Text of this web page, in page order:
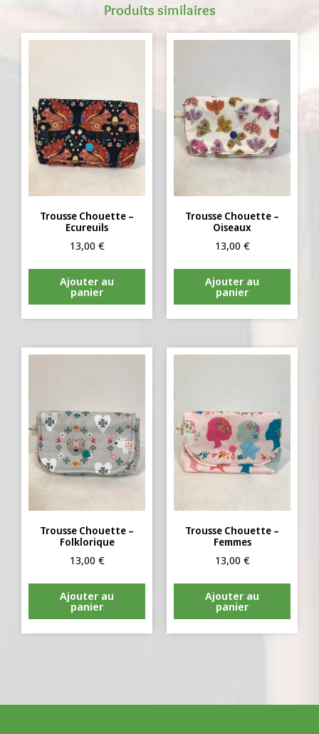
Produits similaires
Trousse Chouette –
Ecureuils
13,00 €
Ajouter au
panier
Trousse Chouette –
Oiseaux
13,00 €
Ajouter au
panier
Trousse Chouette –
Folklorique
13,00 €
Ajouter au
panier
Trousse Chouette –
Femmes
13,00 €
Ajouter au
panier